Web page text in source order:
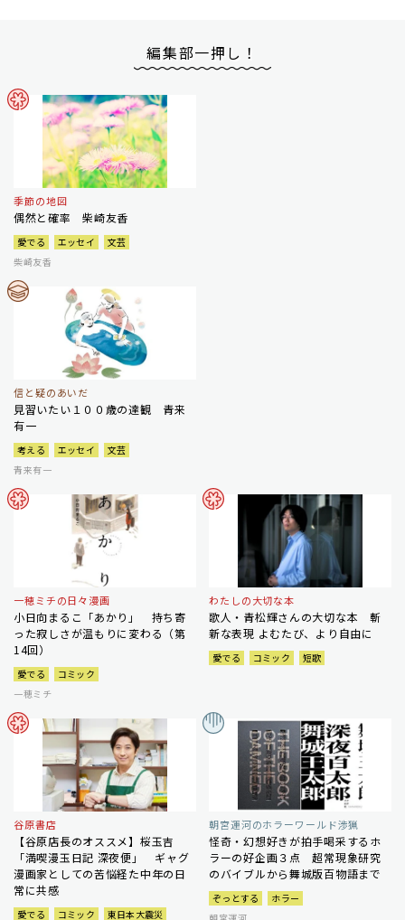
編集部一押し！
季節の地図
偶然と確率 柴崎友香
愛でる エッセイ
文芸
柴崎友香
信と疑のあいだ
見習いたい１００歳の達観 青来
有一
考える エッセイ
文芸
青来有一
一穂ミチの日々漫画
小日向まるこ「あかり」 持ち寄
った寂しさが温もりに変わる（第
14回）
愛でる
コミック
一穂ミチ
わたしの大切な本
歌人・青松輝さんの大切な本 斬
新な表現 よむたび、より自由に
愛でる コミック 短歌
谷原書店
【谷原店長のオススメ】桜玉吉
「満喫漫玉日記 深夜便」 ギャグ
漫画家としての苦悩経た中年の日
常に共感
愛でる コミック
東日本大震災
朝宮運河のホラーワールド渉猟
怪奇・幻想好きが拍手喝采するホ
ラーの好企画３点 超常現象研究
のバイブルから舞城版百物語まで
ぞっとする
ホラー